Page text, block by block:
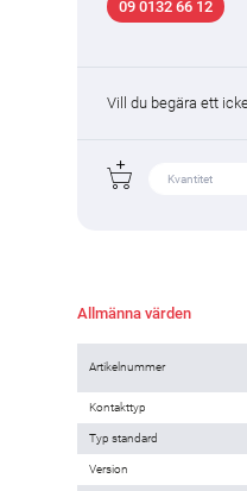
09 0132 66 12
Vill du begära ett
Allmänna värden
Artikelnummer
Kontakttyp
Typ standard
Version